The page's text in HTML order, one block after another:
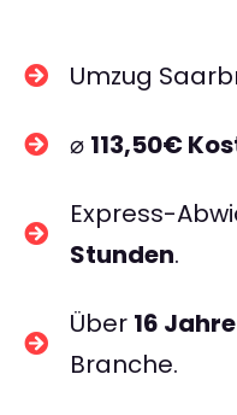
Umzug
⌀ 113,50€
Express-
Stunden.
Über 16
Branche.